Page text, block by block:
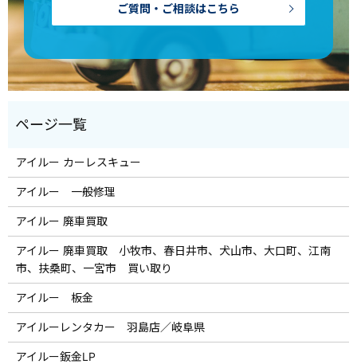
ご質問・ご相談はこちら
アイルー カーレスキュー
アイルー 一般修理
アイルー 廃車買取
アイルー 廃車買取 小牧市、春日井市、犬山市、大口町、江南
市、扶桑町、一宮市 買い取り
アイルー 板金
アイルーレンタカー 羽島店／岐阜県
アイルー鈑金LP